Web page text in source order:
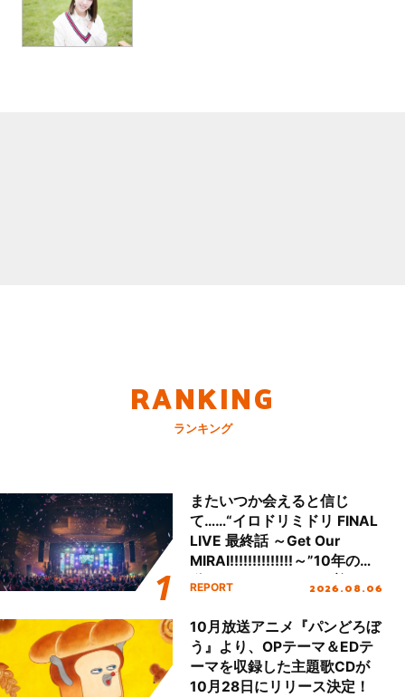
RANKING
ランキング
またいつか会えると信じ
て……“イロドリミドリ FINAL
LIVE 最終話 ～Get Our
MIRAI!!!!!!!!!!!!!!～”10年の活
動を経てファイナルを迎える
REPORT 2026.08.06
10月放送アニメ『パンどろぼ
う』より、OPテーマ＆EDテ
ーマを収録した主題歌CDが
10月28日にリリース決定！